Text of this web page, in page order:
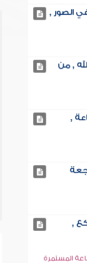
الصور ,
, من
,
,
المستمرة